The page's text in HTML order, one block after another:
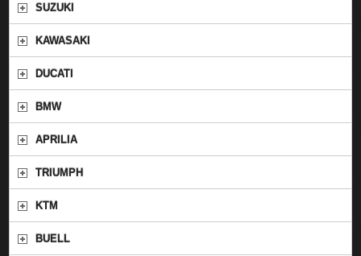
SUZUKI
KAWASAKI
DUCATI
BMW
APRILIA
TRIUMPH
KTM
BUELL